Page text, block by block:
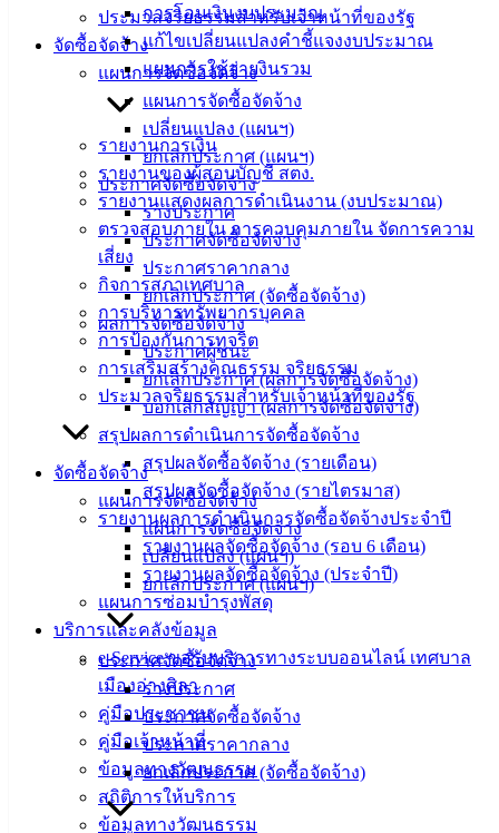
ประมวลจริยธรรมสำหรับเจ้าหน้าที่ของรัฐ
จัดซื้อจัดจ้าง
แผนการจัดซื้อจัดจ้าง
แผนการจัดซื้อจัดจ้าง
เปลี่ยนแปลง (แผนฯ)
ยกเลิกประกาศ (แผนฯ)
ประกาศจัดซื้อจัดจ้าง
ร่างประกาศ
ประกาศจัดซื้อจัดจ้าง
ประกาศราคากลาง
ยกเลิกประกาศ (จัดซื้อจัดจ้าง)
ผลการจัดซื้อจัดจ้าง
ประกาศผู้ชนะ
ยกเลิกประกาศ (ผลการจัดซื้อจัดจ้าง)
บอกเลิกสัญญา (ผลการจัดซื้อจัดจ้าง)
สรุปผลการดำเนินการจัดซื้อจัดจ้าง
สรุปผลจัดซื้อจัดจ้าง (รายเดือน)
สรุปผลจัดซื้อจัดจ้าง (รายไตรมาส)
รายงานผลการดำเนินการจัดซื้อจัดจ้างประจำปี
รายงานผลจัดซื้อจัดจ้าง (รอบ 6 เดือน)
รายงานผลจัดซื้อจัดจ้าง (ประจำปี)
แผนการซ่อมบำรุงพัสดุ
บริการและคลังข้อมูล
e-Service ขอรับบริการทางระบบออนไลน์ เทศบาล
เมืองอ่างศิลา
คู่มือประชาชน
คู่มือเจ้าหน้าที่
ข้อมูลทางวัฒนธรรม
สถิติการให้บริการ
ข้อมูลทางวัฒนธรรม
การโอนเงินงบประมาณ
แก้ไขเปลี่ยนแปลงคำชี้แจงงบประมาณ
แผนการใช้จ่ายงินรวม
รายงานการเงิน
รายงานของผู้สอบบัญชี สตง.
รายงานแสดงผลการดำเนินงาน (งบประมาณ)
ตรวจสอบภายใน การควบคุมภายใน จัดการความ
เสี่ยง
กิจการสภาเทศบาล
การบริหารทรัพยากรบุคคล
การป้องกันการทุจริต
การเสริมสร้างคุณธรรม จริยธรรม
ประมวลจริยธรรมสำหรับเจ้าหน้าที่ของรัฐ
จัดซื้อจัดจ้าง
แผนการจัดซื้อจัดจ้าง
แผนการจัดซื้อจัดจ้าง
เปลี่ยนแปลง (แผนฯ)
ยกเลิกประกาศ (แผนฯ)
ประกาศจัดซื้อจัดจ้าง
ร่างประกาศ
ประกาศจัดซื้อจัดจ้าง
ประกาศราคากลาง
ยกเลิกประกาศ (จัดซื้อจัดจ้าง)
เทศบาล
ส่วน
ราชการ
สภา
เทศบาล
สงวนลิขสิทธิ์ © 2563 เทศบาลเมืองอ่างศิลา จังหวัดชลบุรี |
angsilacity.go.th | Powered byBuuscript